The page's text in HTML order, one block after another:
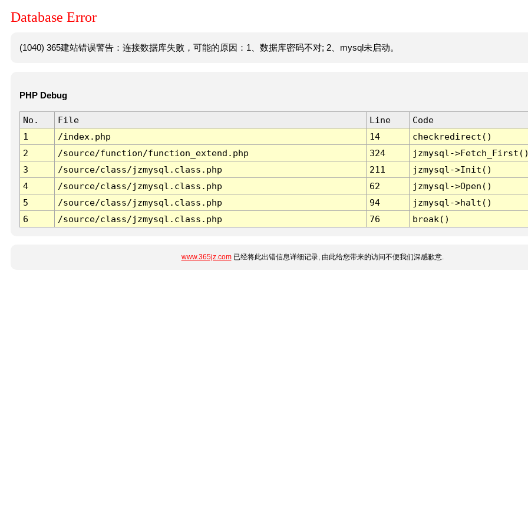
Database Error
(1040) 365建站错误警告：连接数据库失败，可能的原因：1、数据库密码不对; 2、mysql未启动。
PHP Debug
No. File Line
Code
1
/index.php 14
checkredirect()
2
/source/function/function_extend.php 324
jzmysql-
3
/source/class/jzmysql.class.php 211
jzmysql->Init()
4
/source/class/jzmysql.class.php 62
jzmysql->Open()
5
/source/class/jzmysql.class.php 94
jzmysql->halt()
6
/source/class/jzmysql.class.php 76 break()
www.365jz.com已经将此出错信息详细记录, 由此给您带来的访问不便我们深感歉意.